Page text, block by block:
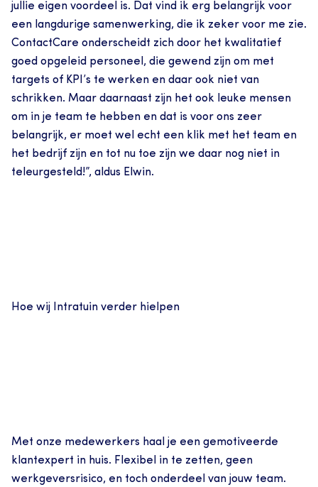
jullie eigen voordeel is. Dat vind ik erg belangrijk voor
een langdurige samenwerking, die ik zeker voor me zie.
ContactCare onderscheidt zich door het kwalitatief
goed opgeleid personeel, die gewend zijn om met
targets of KPI’s te werken en daar ook niet van
schrikken. Maar daarnaast zijn het ook leuke mensen
om in je team te hebben en dat is voor ons zeer
belangrijk, er moet wel echt een klik met het team en
het bedrijf zijn en tot nu toe zijn we daar nog niet in
teleurgesteld!”, aldus Elwin.
Hoe wij Intratuin verder hielpen
Met onze medewerkers haal je een gemotiveerde
klantexpert in huis. Flexibel in te zetten, geen
werkgeversrisico, en toch onderdeel van jouw team.